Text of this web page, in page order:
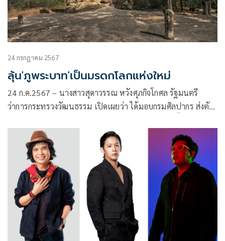
24 กรกฎาคม 2567
ลุ้น'ภูพระบาท'เป็นมรดกโลกแห่งใหม่
24 ก.ค.2567 – นางสาวสุดาวรรณ หวังศุภกิจโกศล รัฐมนตรี
ว่าการกระทรวงวัฒนธรรม เปิดเผยว่า ได้มอบกรมศิลปากร ส่งตัว